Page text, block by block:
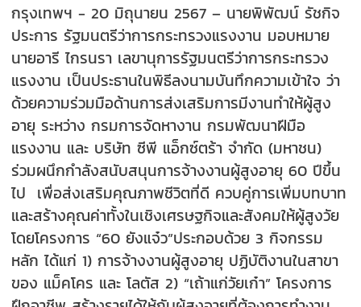
กรุงเทพฯ - 20 มิถุนายน 2567 – นายพิพัฒน์ รัชกิจ
ประการ รัฐมนตรีว่าการกระทรวงแรงงาน มอบหมาย
นายอารี ไกรนรา เลขานุการรัฐมนตรีว่าการกระทรวง
แรงงาน เป็นประธานในพิธีลงนามบันทึกความเข้าใจ ว่า
ด้วยความร่วมมือด้านการส่งเสริมการมีงานทำให้ผู้สูง
อายุ ระหว่าง กรมการจัดหางาน กรมพัฒนาฝีมือ
แรงงาน และ บริษัท ซีพี แอ็กซ์ตร้า จำกัด (มหาชน)
ร่วมผนึกกำลังสนับสนุนการจ้างงานผู้สูงอายุ 60 ปีขึ้น
ไป เพื่อส่งเสริมคุณภาพชีวิตที่ดี ควบคู่การเพิ่มบทบาท
และสร้างคุณค่าทั้งในเชิงเศรษฐกิจและสังคมให้ผู้สูงวัย
โดยโครงการ “60 ยังแจ๋ว”ประกอบด้วย 3 กิจกรรม
หลัก ได้แก่ 1) การจ้างงานผู้สูงอายุ ปฏิบัติงานในสาขา
ของ แม็คโคร และ โลตัส 2) “เถ้าแก่วัยเก๋า” โครงการ